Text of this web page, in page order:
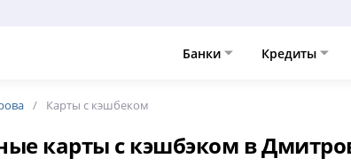
Банки Кредиты
Карты с кэшбеком
карты с кэшбэком в